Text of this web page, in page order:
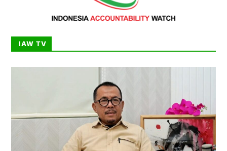
IAW TV